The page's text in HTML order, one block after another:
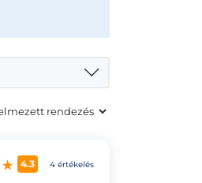
4.3 4 értékelés